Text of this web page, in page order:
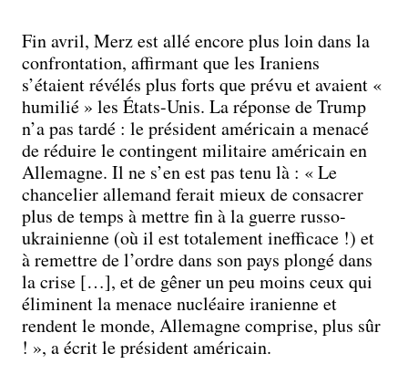
Fin avril, Merz est allé encore plus loin dans la
confrontation, affirmant que les Iraniens
s’étaient révélés plus forts que prévu et avaient «
humilié » les États-Unis. La réponse de Trump
n’a pas tardé : le président américain a menacé
de réduire le contingent militaire américain en
Allemagne. Il ne s’en est pas tenu là : « Le
chancelier allemand ferait mieux de consacrer
plus de temps à mettre fin à la guerre russo-
ukrainienne (où il est totalement inefficace !) et
à remettre de l’ordre dans son pays plongé dans
la crise […], et de gêner un peu moins ceux qui
éliminent la menace nucléaire iranienne et
rendent le monde, Allemagne comprise, plus sûr
! », a écrit le président américain.